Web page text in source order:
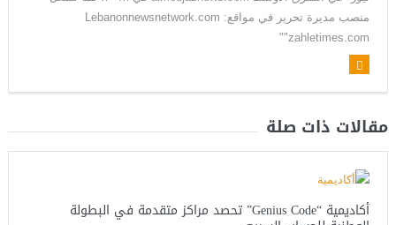
منصب مديرة تحرير في مواقع: Lebanonnewsnetwork.com
"zahletimes.com"
مقالات ذات صلة
أكاديمية “Genius Code” تحصد مراكز متقدمة في البطولة